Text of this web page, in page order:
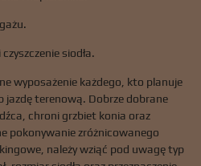
siodła.
wyposażenie każdego, kto planuje
jazdę terenową. Dobrze dobrane
chroni grzbiet konia oraz
pokonywanie zróżnicowanego
należy wziąć pod uwagę typ